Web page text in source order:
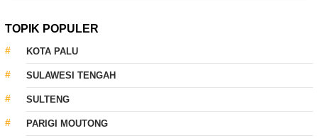
TOPIK POPULER
KOTA PALU
SULAWESI TENGAH
SULTENG
PARIGI MOUTONG